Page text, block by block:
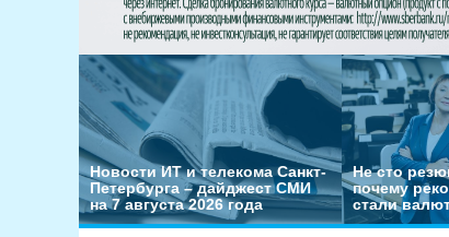
Новости ИТ и телекома Санкт-
Петербурга – дайджест СМИ
на 7 августа 2026 года
Не сто
почему
стали